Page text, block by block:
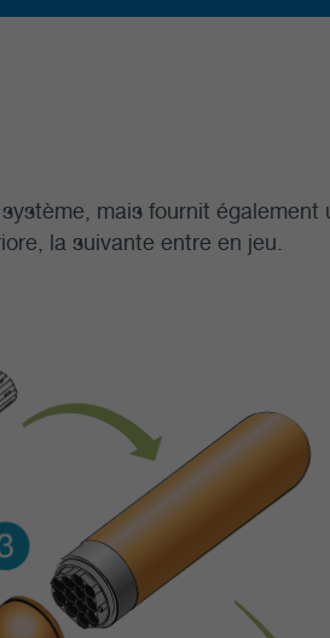
mais fournit
la suivante entre en jeu.